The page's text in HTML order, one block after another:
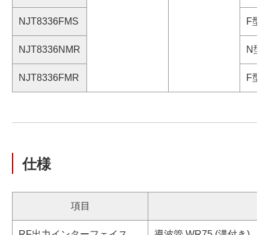
NJT8336FMS F型
NJT8336NMR N型
NJT8336FMR F型
仕様
項目